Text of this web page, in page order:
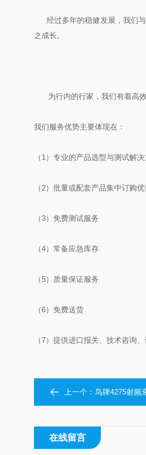
经过多年的稳健发展，我们与
之成长。
为行内的行家，我们有着高效
我们服务优势主要体现在：
（1）专业的产品选型与测试解
（2）批量或配套产品集中订购
（3）免费测试服务
（4）常备应急库存
（5）质量保证服务
（6）免费送货
（7）提供进口报关、技术咨询
上一个：鸟牌4275射频
在线留言